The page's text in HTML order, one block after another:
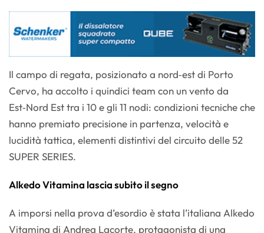
Il campo di regata, posizionato a nord‑est di Porto
Cervo, ha accolto i quindici team con un vento da
Est‑Nord Est tra i 10 e gli 11 nodi: condizioni tecniche che
hanno premiato precisione in partenza, velocità e
lucidità tattica, elementi distintivi del circuito delle 52
SUPER SERIES.
Alkedo Vitamina lascia subito il segno
A imporsi nella prova d’esordio è stata l’italiana Alkedo
Vitamina di Andrea Lacorte, protagonista di una